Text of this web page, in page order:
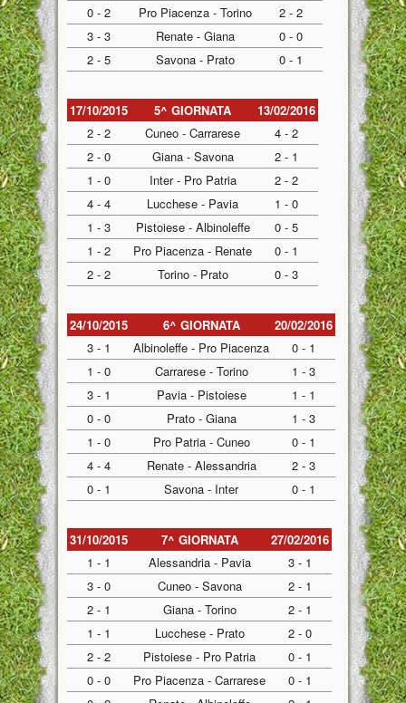
0 - 2
Pro Piacenza - Torino
2 - 2
3 - 3
Renate - Giana
0 - 0
2 - 5
Savona - Prato 0 - 1
17/10/2015 5^ GIORNATA
13/02/2016
2 - 2
Cuneo - Carrarese
4 - 2
2 - 0
Giana - Savona
2 - 1
1 - 0
Inter - Pro Patria
2 - 2
4 - 4
Lucchese - Pavia
1 - 0
1 - 3
Pistoiese - Albinoleffe
0 - 5
1 - 2
Pro Piacenza - Renate
0 - 1
2 - 2
Torino - Prato 0 - 3
24/10/2015 6^ GIORNATA
20/02/2016
3 - 1
Albinoleffe - Pro Piacenza
0 - 1
1 - 0
Carrarese - Torino
1 - 3
3 - 1
Pavia - Pistoiese
1 - 1
0 - 0
Prato - Giana
1 - 3
1 - 0
Pro Patria - Cuneo
0 - 1
4 - 4
Renate - Alessandria
2 - 3
0 - 1
Savona - Inter 0 - 1
31/10/2015 7^ GIORNATA
27/02/2016
1 - 1
Alessandria - Pavia
3 - 1
3 - 0
Cuneo - Savona
2 - 1
2 - 1
Giana - Torino
2 - 1
1 - 1
Lucchese - Prato
2 - 0
2 - 2
Pistoiese - Pro Patria
0 - 1
0 - 0
Pro Piacenza - Carrarese
0 - 1